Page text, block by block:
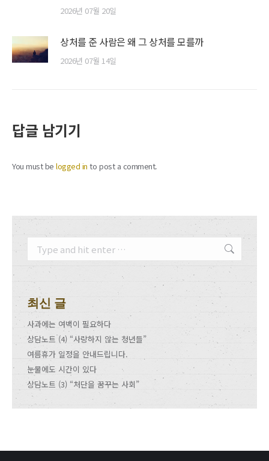
2026년 07월 20일
상처를 준 사람은 왜 그 상처를 모를까
2026년 07월 14일
답글 남기기
You must belogged in to post a comment.
최신 글
사과에는 여백이 필요하다
상담노트 (4) “사랑하지 않는 청년들”
여름휴가 일정을 안내드립니다.
눈물에도 시간이 있다
상담노트 (3) “처단을 꿈꾸는 사회”